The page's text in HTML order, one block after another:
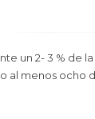
un 2- 3 % de
al menos ocho